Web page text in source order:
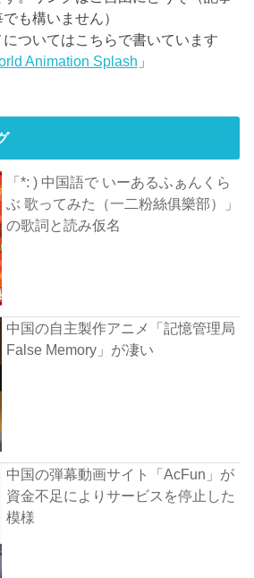
でも構いません）
ついてはこちらで書いています
Animation Splash 」
「*: ) 中国語で いーあるふぁんくら
ぶ 歌ってみた（一二粉絲俱樂部）」
の歌詞と読み仮名
中国の自主製作アニメ「記憶管理局
False Memory」が凄い
中国の弾幕動画サイト「AcFun」が
資金不足によりサービスを停止した
模様